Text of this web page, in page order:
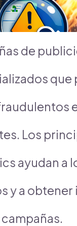
de
que
Los
ayudan a
y a